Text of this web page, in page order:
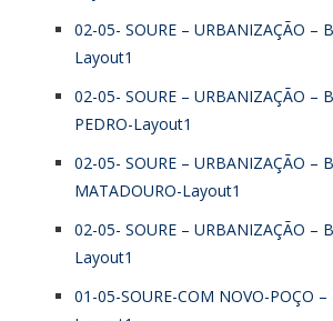
02-05- SOURE – URBANIZAÇÃO –
Layout1
02-05- SOURE – URBANIZAÇÃO –
PEDRO-Layout1
02-05- SOURE – URBANIZAÇÃO –
MATADOURO-Layout1
02-05- SOURE – URBANIZAÇÃO –
Layout1
01-05-SOURE-COM NOVO-POÇO